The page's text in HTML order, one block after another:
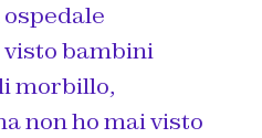
bambini
morbillo,
non ho mai visto